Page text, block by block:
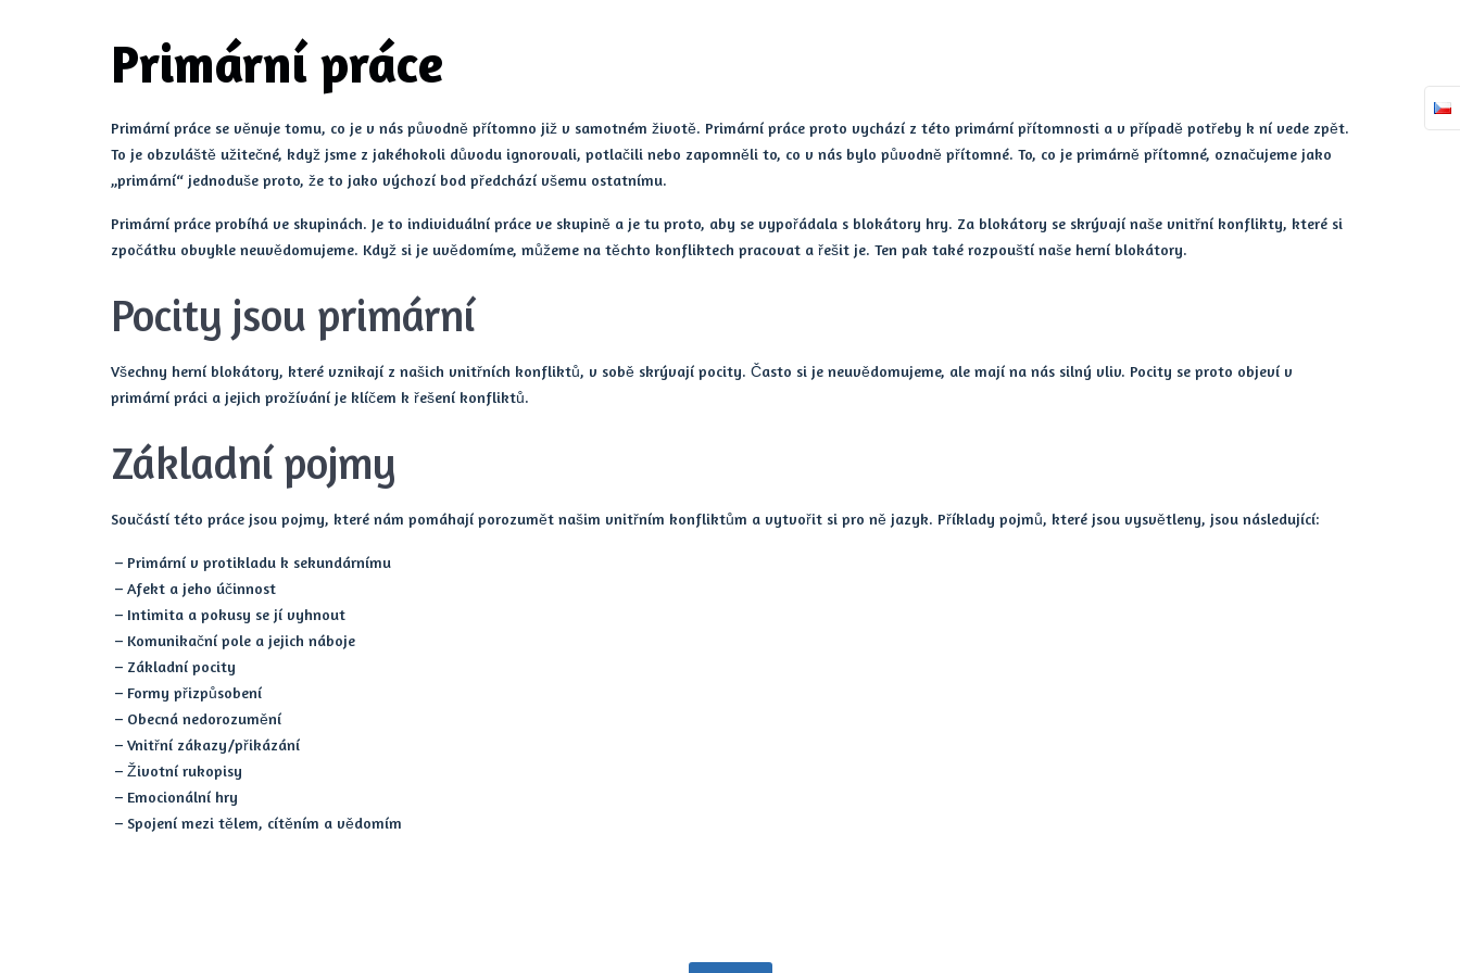
Primární práce
Primární práce se věnuje tomu, co je v nás původně přítomno již v samotném životě. Primární práce proto vychází z této primární přítomnosti a v případě potřeby k ní vede zpět.
To je obzvláště užitečné, když jsme z jakéhokoli důvodu ignorovali, potlačili nebo zapomněli to, co v nás bylo původně přítomné. To, co je primárně přítomné, označujeme jako
„primární“ jednoduše proto, že to jako výchozí bod předchází všemu ostatnímu.
Primární práce probíhá ve skupinách. Je to individuální práce ve skupině a je tu proto, aby se vypořádala s blokátory hry. Za blokátory se skrývají naše vnitřní konflikty, které si
zpočátku obvykle neuvědomujeme. Když si je uvědomíme, můžeme na těchto konfliktech pracovat a řešit je. Ten pak také rozpouští naše herní blokátory.
Pocity jsou primární
Všechny herní blokátory, které vznikají z našich vnitřních konfliktů, v sobě skrývají pocity. Často si je neuvědomujeme, ale mají na nás silný vliv. Pocity se proto objeví v
primární práci a jejich prožívání je klíčem k řešení konfliktů.
Základní pojmy
Součástí této práce jsou pojmy, které nám pomáhají porozumět našim vnitřním konfliktům a vytvořit si pro ně jazyk. Příklady pojmů, které jsou vysvětleny, jsou následující:
– Primární v protikladu k sekundárnímu
– Afekt a jeho účinnost
– Intimita a pokusy se jí vyhnout
– Komunikační pole a jejich náboje
– Základní pocity
– Formy přizpůsobení
– Obecná nedorozumění
– Vnitřní zákazy/přikázání
– Životní rukopisy
– Emocionální hry
– Spojení mezi tělem, cítěním a vědomím